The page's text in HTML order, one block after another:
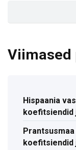
Viimased
Hispaania
koefitsiendid
koefitsiendid